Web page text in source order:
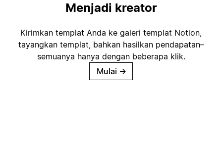
Menjadi kreator
Kirimkan templat Anda ke galeri templat Notion,
tayangkan templat, bahkan hasilkan pendapatan–
semuanya hanya dengan beberapa klik.
Mulai →